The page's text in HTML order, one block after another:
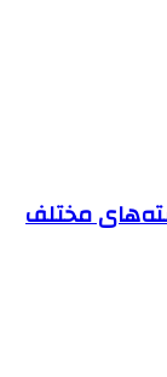
مختلف